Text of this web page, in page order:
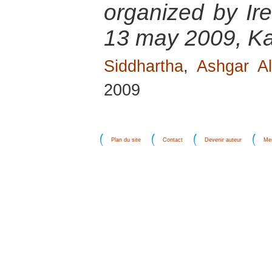
organized by
13 may 2009,
Siddhartha,Ashgar
2009
Plan du site Contact Devenir auteur